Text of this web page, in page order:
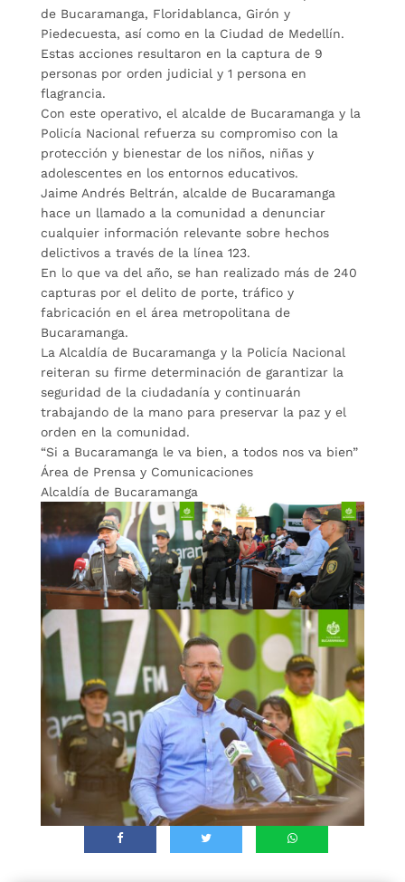
de Bucaramanga, Floridablanca, Girón y
Piedecuesta, así como en la Ciudad de Medellín.
Estas acciones resultaron en la captura de 9
personas por orden judicial y 1 persona en
flagrancia.
Con este operativo, el alcalde de Bucaramanga y la
Policía Nacional refuerza su compromiso con la
protección y bienestar de los niños, niñas y
adolescentes en los entornos educativos.
Jaime Andrés Beltrán, alcalde de Bucaramanga
hace un llamado a la comunidad a denunciar
cualquier información relevante sobre hechos
delictivos a través de la línea 123.
En lo que va del año, se han realizado más de 240
capturas por el delito de porte, tráfico y
fabricación en el área metropolitana de
Bucaramanga.
La Alcaldía de Bucaramanga y la Policía Nacional
reiteran su firme determinación de garantizar la
seguridad de la ciudadanía y continuarán
trabajando de la mano para preservar la paz y el
orden en la comunidad.
“Si a Bucaramanga le va bien, a todos nos va bien”
Área de Prensa y Comunicaciones
Alcaldía de Bucaramanga